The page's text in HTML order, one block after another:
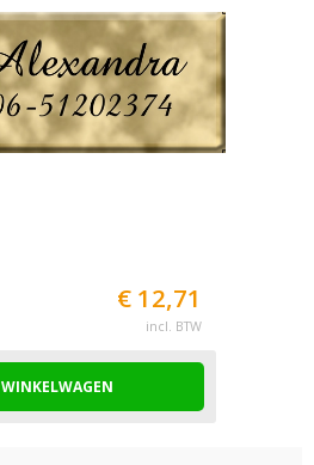
€ 12,71
incl. BTW
WINKELWAGEN